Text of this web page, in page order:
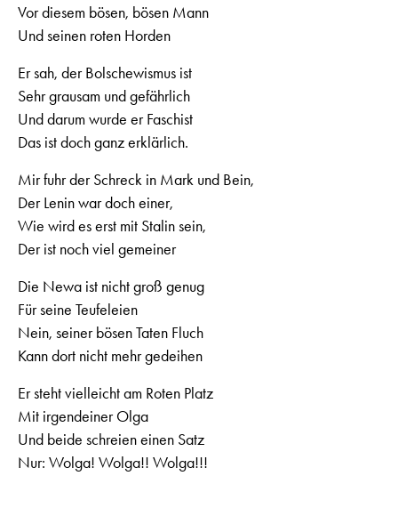
Vor diesem bösen, bösen Mann
Und seinen roten Horden
Er sah, der Bolschewismus ist
Sehr grausam und gefährlich
Und darum wurde er Faschist
Das ist doch ganz erklärlich.
Mir fuhr der Schreck in Mark und Bein,
Der Lenin war doch einer,
Wie wird es erst mit Stalin sein,
Der ist noch viel gemeiner
Die Newa ist nicht groß genug
Für seine Teufeleien
Nein, seiner bösen Taten Fluch
Kann dort nicht mehr gedeihen
Er steht vielleicht am Roten Platz
Mit irgendeiner Olga
Und beide schreien einen Satz
Nur: Wolga! Wolga!! Wolga!!!